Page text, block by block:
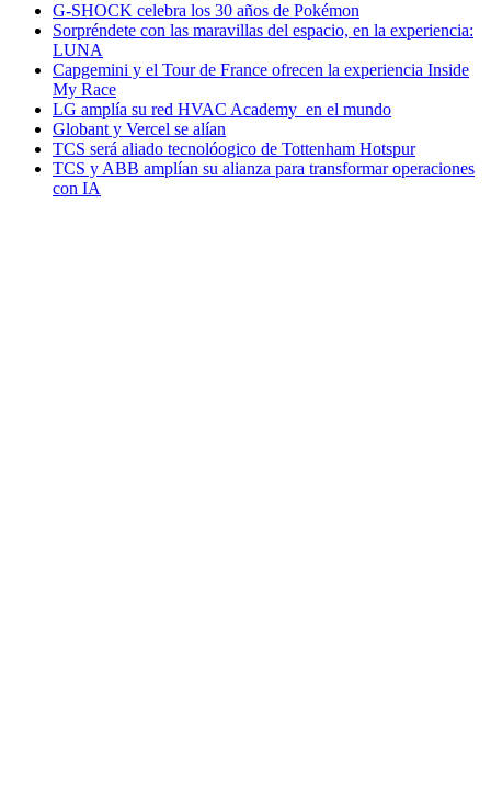
G-SHOCK celebra los 30 años de Pokémon
Sorpréndete con las maravillas del espacio, en la experiencia:
LUNA
Capgemini y el Tour de France ofrecen la experiencia Inside
My Race
LG amplía su red HVAC Academy en el mundo
Globant y Vercel se alían
TCS será aliado tecnolóogico de Tottenham Hotspur
TCS y ABB amplían su alianza para transformar operaciones
con IA